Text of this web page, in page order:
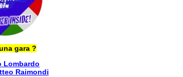
gara ?
Lombardo
Raimondi